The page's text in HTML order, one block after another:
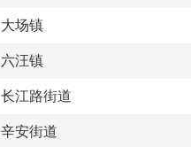
大场镇
六汪镇
长江路街道
辛安街道